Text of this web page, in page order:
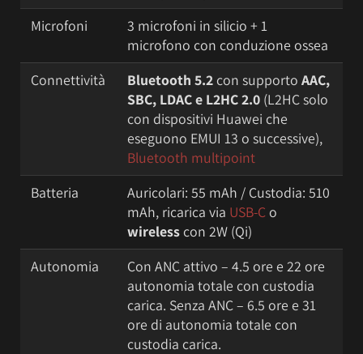
Microfoni
3 microfoni in silicio + 1
microfono con conduzione ossea
Connettività
Bluetooth 5.2 con supportoAAC,
SBC, LDAC e L2HC2.0 (L2HC solo
con dispositivi Huawei che
eseguono EMUI 13 o successive),
Bluetooth multipoint
Batteria
Auricolari: 55 mAh / Custodia: 510
mAh, ricarica via USB-Co
wirelesscon 2W (Qi)
Autonomia
Con ANC attivo – 4.5 ore e 22 ore
autonomia totale con custodia
carica. Senza ANC – 6.5 ore e 31
ore di autonomia totale con
custodia carica.